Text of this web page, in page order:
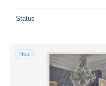
Status
Neu